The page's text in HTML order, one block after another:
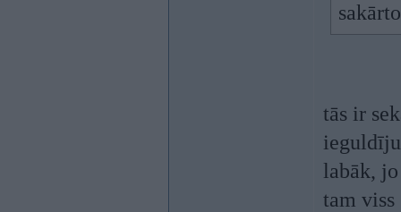
tās ir
labāk,
tam